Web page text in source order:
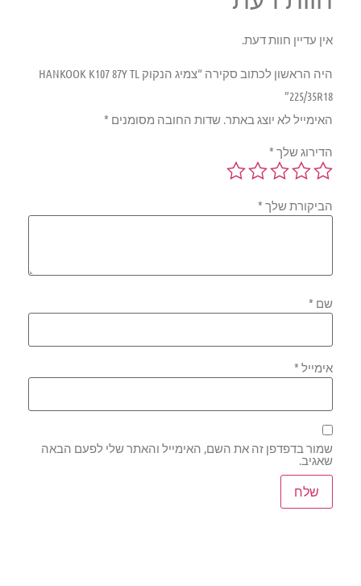
אין עדיין חוות דעת.
היה הראשון לכתוב סקירה “צמיג הנקוק HANKOOK K107 87Y TL
225/35R18”
האימייל לא יוצג באתר.שדות החובה מסומנים*
הדירוג שלך*
הביקורת שלך*
שם*
אימייל*
שמור בדפדפן זה את השם, האימייל והאתר שלי לפעם הבאה
שאגיב.